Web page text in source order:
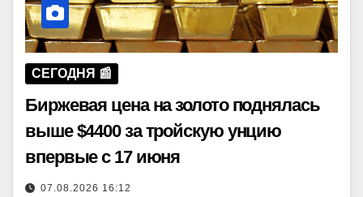
СЕГОДНЯ 📰
Биржевая цена на золото поднялась
выше $4400 за тройскую унцию
впервые с 17 июня
07.08.2026 16:12